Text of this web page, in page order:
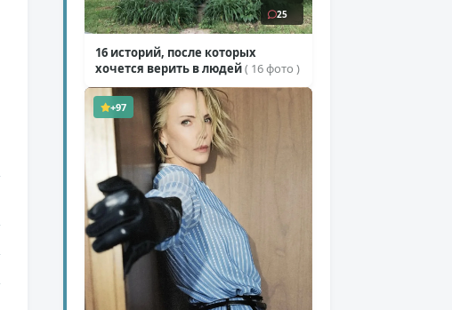
25
16 историй, после которых
хочется верить в людей( 16 фото )
+97